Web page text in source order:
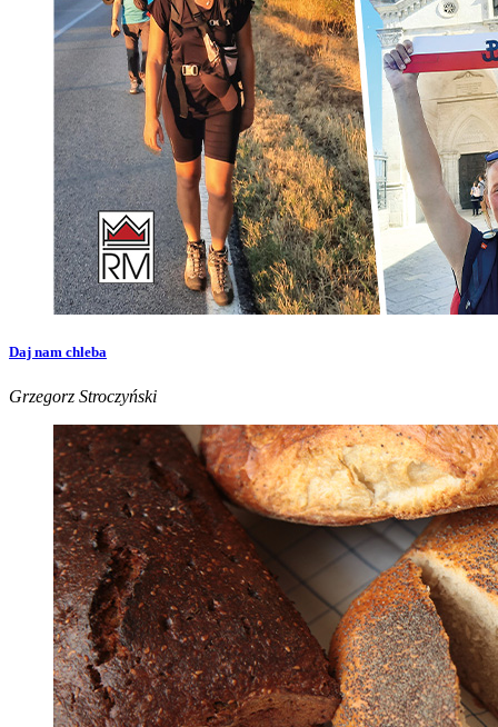
Daj nam chleba
Grzegorz Stroczyński